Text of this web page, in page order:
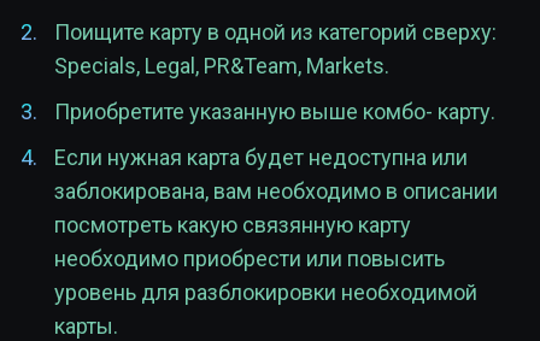
Поищите карту в одной из категорий сверху:
Specials, Legal, PR&Team, Markets.
Приобретите указанную выше комбо- карту.
Если нужная карта будет недоступна или
заблокирована, вам необходимо в описании
посмотреть какую связянную карту
необходимо приобрести или повысить
уровень для разблокировки необходимой
карты.